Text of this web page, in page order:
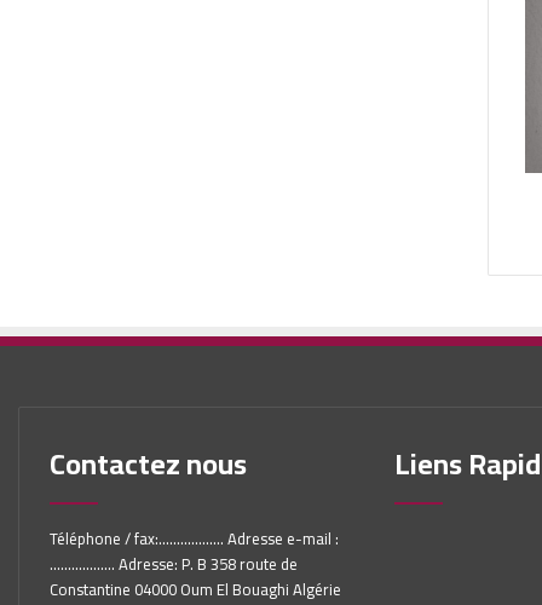
Contactez nous
Téléphone / fax:.................. Adresse e-mail :
.................. Adresse: P. B 358 route de
Constantine 04000 Oum El Bouaghi Algérie
Liens